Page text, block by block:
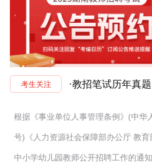
考生关注 ·教招笔试历年真题
根据《事业单位人事管理条例》(中华
号)《人力资源社会保障部办公厅 教
中小学幼儿园教师公开招聘工作的通